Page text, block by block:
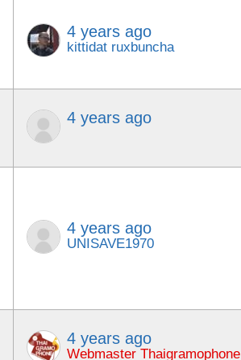
4 years ago
kittidat ruxbuncha
4 years ago
4 years ago
UNISAVE1970
4 years ago
Webmaster Thaigramophone